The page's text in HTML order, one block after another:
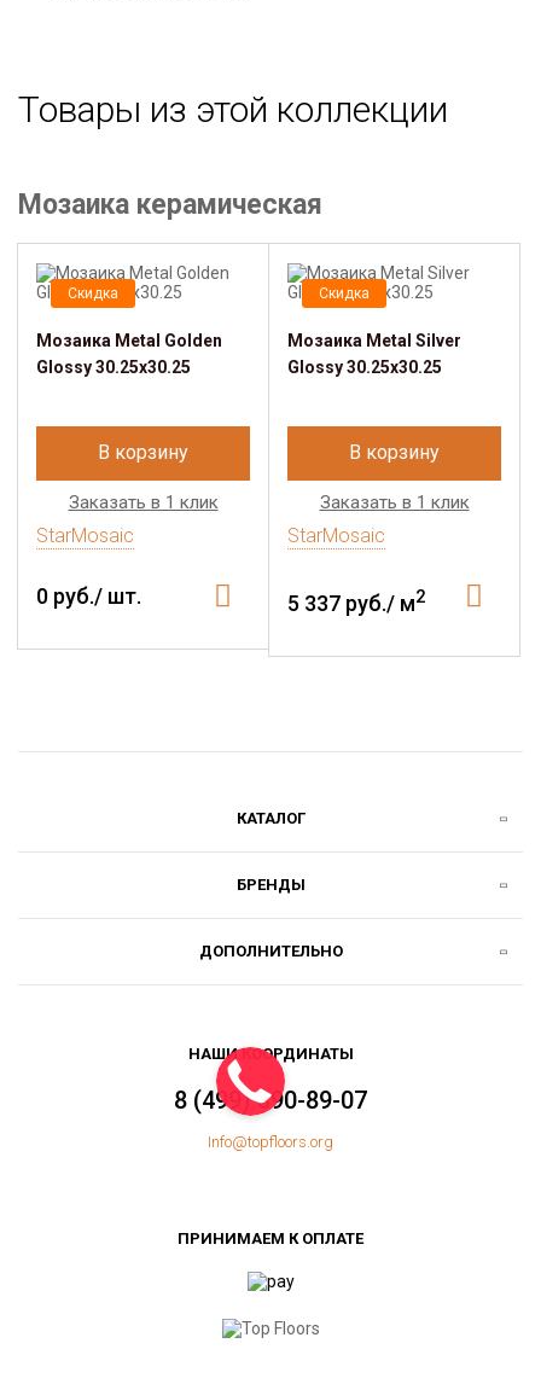
Товары из этой коллекции
Мозаика керамическая
Скидка
Мозаика Metal Golden
Glossy 30.25х30.25
В корзину
Заказать в 1 клик
StarMosaic
0 руб./ шт.
Скидка
Мозаика Metal Silver
Glossy 30.25х30.25
В корзину
Заказать в 1 клик
StarMosaic
5 337 руб./ м2
КАТАЛОГ
БРЕНДЫ
ДОПОЛНИТЕЛЬНО
НАШИ КООРДИНАТЫ
8 (499) 390-89-07
Info@topfloors.org
ПРИНИМАЕМ К ОПЛАТЕ